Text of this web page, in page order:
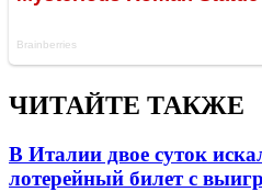
ЧИТАЙТЕ ТАКЖЕ
В Италии двое суток
лотерейный билет с